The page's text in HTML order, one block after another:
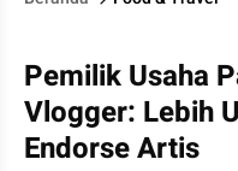
Pemilik Usaha
Vlogger: Lebih
Endorse Artis